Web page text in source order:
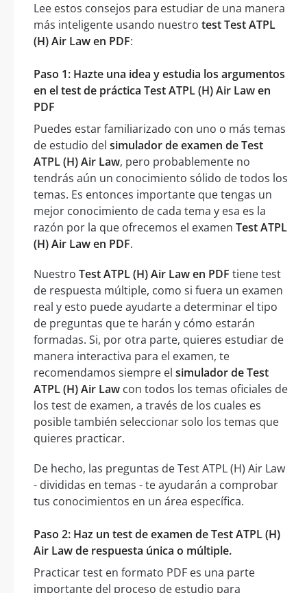
Lee estos consejos para estudiar de una manera
más inteligente usando nuestro test Test ATPL
(H) Air Law en PDF:
Paso 1: Hazte una idea y estudia los argumentos
en el test de práctica Test ATPL (H) Air Law en
PDF
Puedes estar familiarizado con uno o más temas
de estudio del simulador de examen de Test
ATPL (H) Air Law, pero probablemente no
tendrás aún un conocimiento sólido de todos los
temas. Es entonces importante que tengas un
mejor conocimiento de cada tema y esa es la
razón por la que ofrecemos el examen Test ATPL
(H) Air Law en PDF.
Nuestro Test ATPL (H) Air Law en PDF tiene test
de respuesta múltiple, como si fuera un examen
real y esto puede ayudarte a determinar el tipo
de preguntas que te harán y cómo estarán
formadas. Si, por otra parte, quieres estudiar de
manera interactiva para el examen, te
recomendamos siempre el simulador de Test
ATPL (H) Air Law con todos los temas oficiales de
los test de examen, a través de los cuales es
posible también seleccionar solo los temas que
quieres practicar.
De hecho, las preguntas de Test ATPL (H) Air Law
- divididas en temas - te ayudarán a comprobar
tus conocimientos en un área específica.
Paso 2: Haz un test de examen de Test ATPL (H)
Air Law de respuesta única o múltiple.
Practicar test en formato PDF es una parte
importante del proceso de estudio para